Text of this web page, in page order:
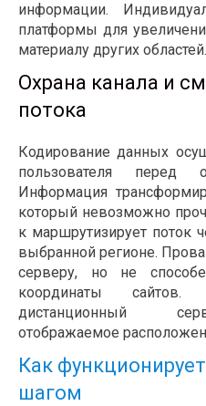
информации.
платформы для
материалу других областей.
Охрана канала и
потока
Кодирование данных
пользователя перед
Информация
который невозможно
к маршрутизирует поток
выбранной регионе.
серверу, но не
координаты сайтов.
дистанционный
отображаемое
Как
шагом